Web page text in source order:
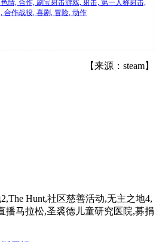
情, 合作, 刷宝射击游戏, 射击, 第一人称射击,
合作战役, 喜剧, 冒险, 动作
【来源：steam】
Hunt,社区慈善活动,无主之地4,
播马拉松,圣裘德儿童研究医院,募捐